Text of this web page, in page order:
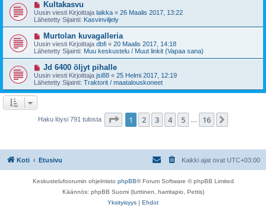
e
s
t
U
u
s
i
v
e
s
t
Kultakasvu
Uusin viesti Kirjoittaja laikka « 26 Maalis 2017, 13:22
Lähetetty Sijainti: Kasvinviljely
U
u
s
i
e
s
t
Murtolan kuvagalleria
Uusin viesti Kirjoittaja dbfi « 20 Maalis 2017, 14:18
Lähetetty Sijainti: Muu keskustelu / Muut linkit (Vapaa sana)
U
u
s
i
v
s
t
Jd 6400 öljyt pihalle
Uusin viesti Kirjoittaja jsi88 « 25 Helmi 2017, 12:19
Lähetetty Sijainti: Traktorit / maatalouskoneet
Haku löysi 791 tulosta Sivu /16
1 2 3 4 5 16
Koti Etusivu Kaikki ajat ovat UTC+03:00
Keskustelufoorumin ohjelmisto phpBB® Forum Software © phpBB Limited
Käännös: phpBB Suomi (lurttinen, harritapio, Pettis)
Yksityisyys | Ehdot